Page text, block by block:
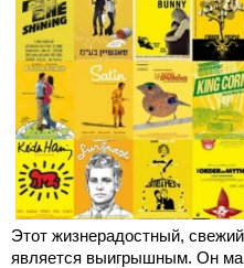
Этот жизнерадостный,
является выигрышным. Он